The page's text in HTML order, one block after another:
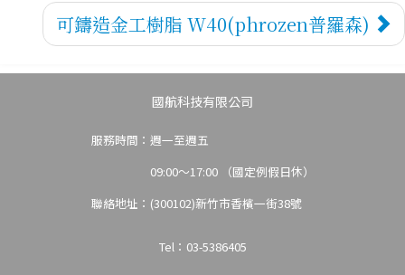
3D代
可鑄造金工樹脂 W40(phrozen普羅森)
國航科技有限公司
服務時間：週一至週五
09:00～17:00 （國定例假日休）
聯絡地址：(300102)新竹市香檳一街38號
Tel：03-5386405